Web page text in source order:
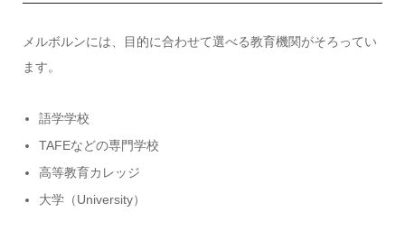
メルボルンには、目的に合わせて選べる教育機関がそろってい
ます。
語学学校
TAFEなどの専門学校
高等教育カレッジ
大学（University）